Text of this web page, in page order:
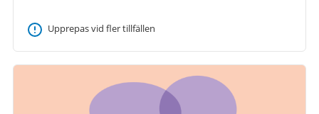
Upprepas vid fler tillfällen